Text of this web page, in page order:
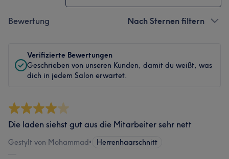
Bewertung Nach Sternen filtern
Verifizierte Bewertungen
Geschrieben von unseren Kunden, damit du weißt, was
dich in jedem Salon erwartet.
Die laden siehst gut aus die Mitarbeiter sehr nett
Gestylt von Mohammad• Herrenhaarschnitt